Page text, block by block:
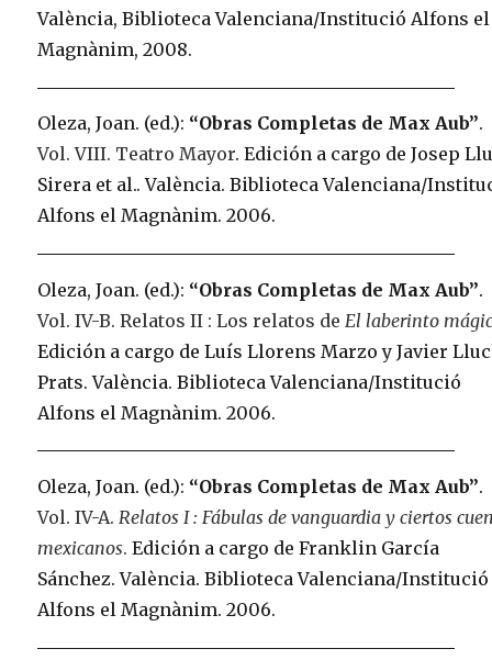
València, Biblioteca Valenciana/Institució Alfons el
Magnànim, 2008.
Oleza, Joan. (ed.): “Obras Completas de Max Aub”.
Vol. VIII. Teatro Mayor. Edición a cargo de Josep
Sirera et al.. València. Biblioteca Valenciana/
Alfons el Magnànim. 2006.
Oleza, Joan. (ed.): “Obras Completas de Max Aub”.
Vol. IV-B. Relatos II : Los relatos de El laberinto
Edición a cargo de Luís Llorens Marzo y Javier
Prats. València. Biblioteca Valenciana/Institució
Alfons el Magnànim. 2006.
Oleza, Joan. (ed.): “Obras Completas de Max Aub”.
Vol. IV-A.Relatos I : Fábulas de vanguardia y ciertos
mexicanos. Edición a cargo de Franklin García
Sánchez. València. Biblioteca Valenciana/Institució
Alfons el Magnànim. 2006.